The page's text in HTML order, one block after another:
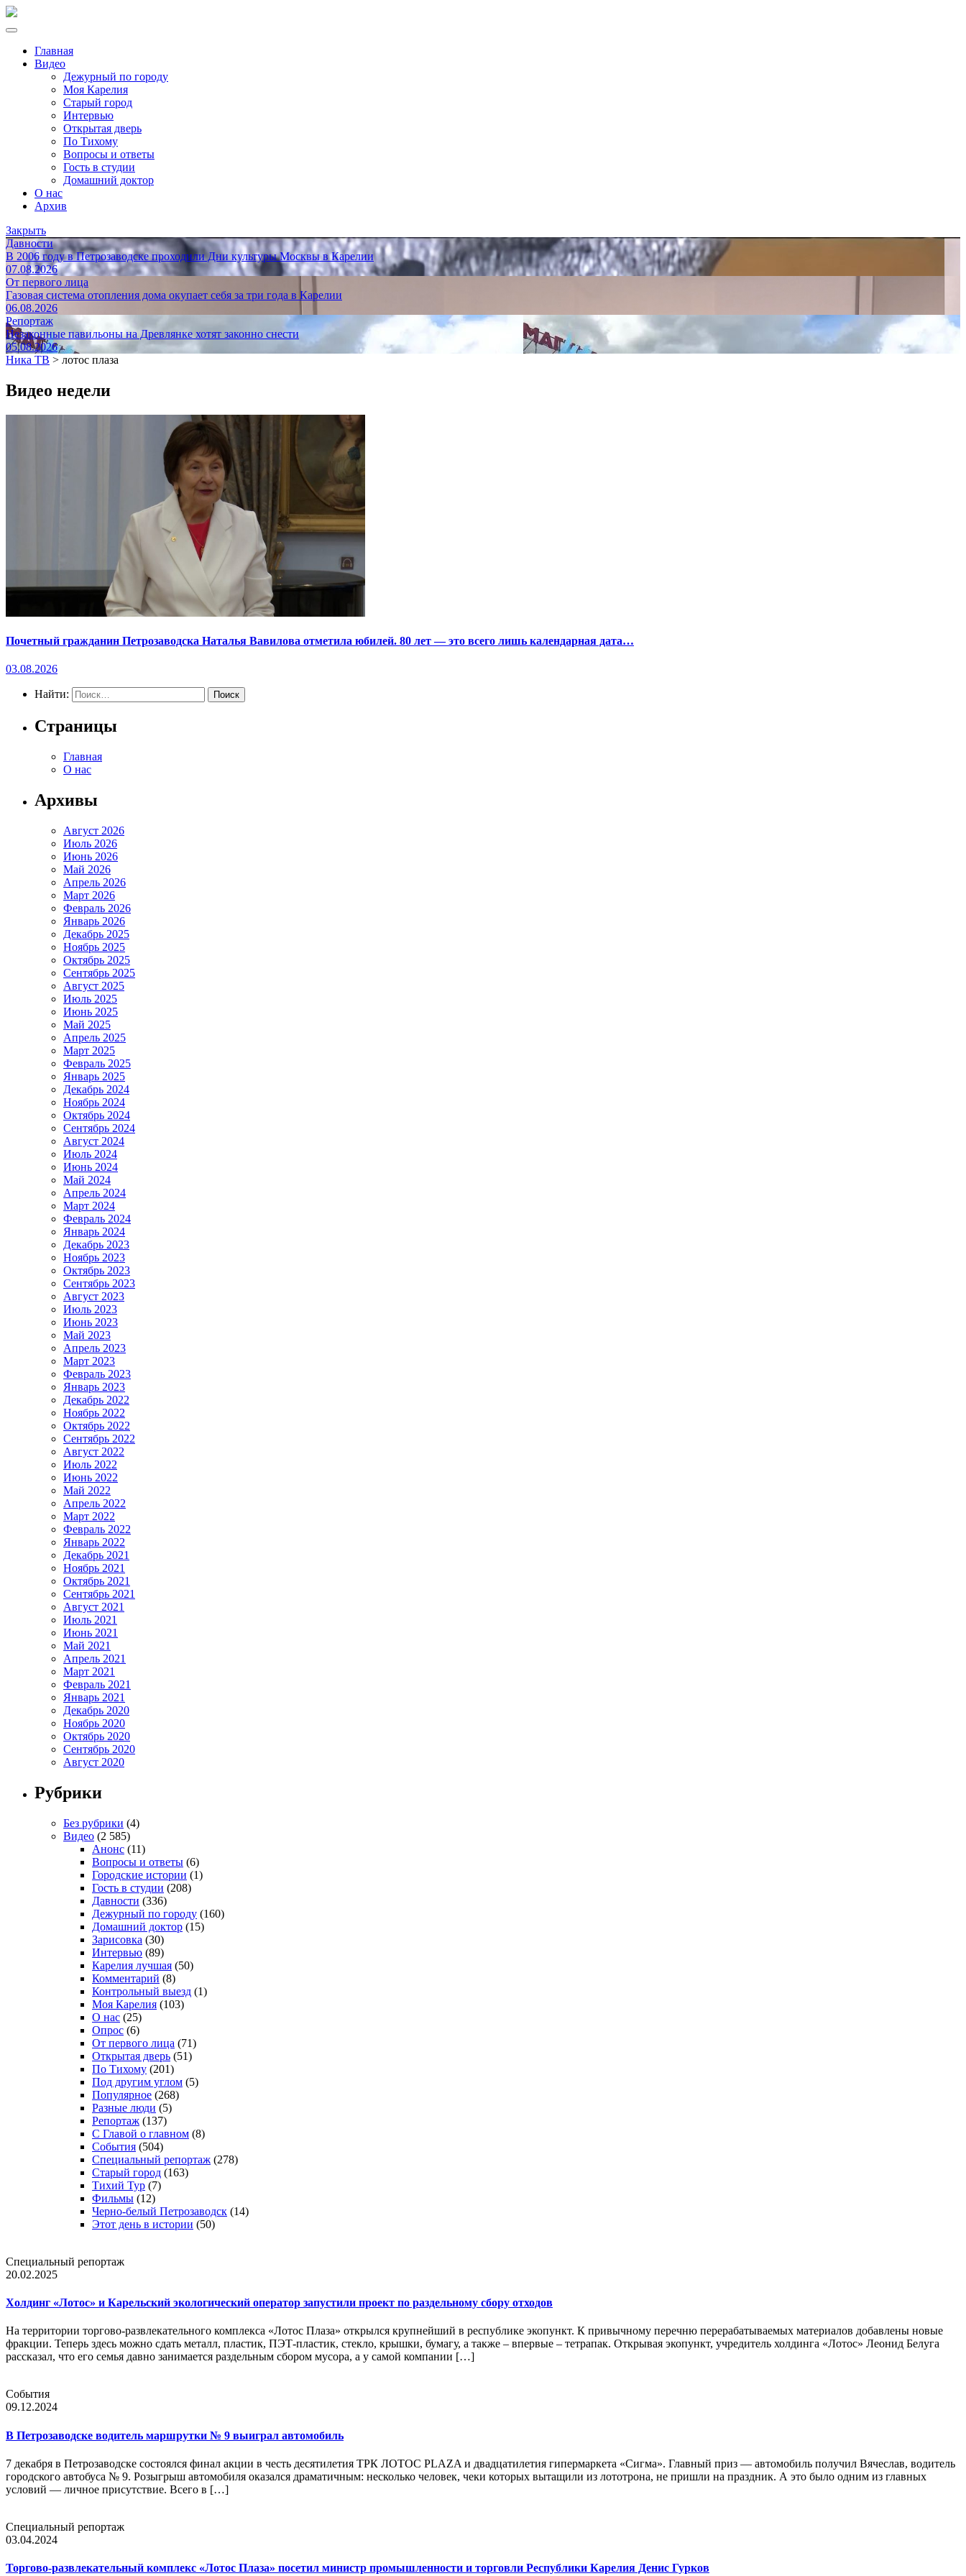
Главная
Видео
Дежурный по городу
Моя Карелия
Старый город
Интервью
Открытая дверь
По Тихому
Вопросы и ответы
Гость в студии
Домашний доктор
О нас
Архив
Закрыть
Давности
В 2006 году в Петрозаводске проходили Дни культуры Москвы в Карелии
07.08.2026
От первого лица
Газовая система отопления дома окупает себя за три года в Карелии
06.08.2026
Репортаж
Незаконные павильоны на Древлянке хотят законно снести
05.08.2026
Ника ТВ > лотос плаза
Видео недели
Почетный гражданин Петрозаводска Наталья Вавилова отметила юбилей. 80 лет — это всего лишь календарная дата…
03.08.2026
Найти:
Страницы
Главная
О нас
Архивы
Август 2026
Июль 2026
Июнь 2026
Май 2026
Апрель 2026
Март 2026
Февраль 2026
Январь 2026
Декабрь 2025
Ноябрь 2025
Октябрь 2025
Сентябрь 2025
Август 2025
Июль 2025
Июнь 2025
Май 2025
Апрель 2025
Март 2025
Февраль 2025
Январь 2025
Декабрь 2024
Ноябрь 2024
Октябрь 2024
Сентябрь 2024
Август 2024
Июль 2024
Июнь 2024
Май 2024
Апрель 2024
Март 2024
Февраль 2024
Январь 2024
Декабрь 2023
Ноябрь 2023
Октябрь 2023
Сентябрь 2023
Август 2023
Июль 2023
Июнь 2023
Май 2023
Апрель 2023
Март 2023
Февраль 2023
Январь 2023
Декабрь 2022
Ноябрь 2022
Октябрь 2022
Сентябрь 2022
Август 2022
Июль 2022
Июнь 2022
Май 2022
Апрель 2022
Март 2022
Февраль 2022
Январь 2022
Декабрь 2021
Ноябрь 2021
Октябрь 2021
Сентябрь 2021
Август 2021
Июль 2021
Июнь 2021
Май 2021
Апрель 2021
Март 2021
Февраль 2021
Январь 2021
Декабрь 2020
Ноябрь 2020
Октябрь 2020
Сентябрь 2020
Август 2020
Рубрики
Без рубрики (4)
Видео (2 585)
Анонс (11)
Вопросы и ответы (6)
Городские истории (1)
Гость в студии (208)
Давности (336)
Дежурный по городу (160)
Домашний доктор (15)
Зарисовка (30)
Интервью (89)
Карелия лучшая (50)
Комментарий (8)
Контрольный выезд (1)
Моя Карелия (103)
О нас (25)
Опрос (6)
От первого лица (71)
Открытая дверь (51)
По Тихому (201)
Под другим углом (5)
Популярное (268)
Разные люди (5)
Репортаж (137)
С Главой о главном (8)
События (504)
Специальный репортаж (278)
Старый город (163)
Тихий Тур (7)
Фильмы (12)
Черно-белый Петрозаводск (14)
Этот день в истории (50)
Специальный репортаж
20.02.2025
Холдинг «Лотос» и Карельский экологический оператор запустили проект по раздельному сбору отходов
На территории торгово-развлекательного комплекса «Лотос Плаза» открылся крупнейший в республике экопункт. К привычному перечню перерабатываемых материалов добавлены новые
фракции. Теперь здесь можно сдать металл, пластик, ПЭТ-пластик, стекло, крышки, бумагу, а также – впервые – тетрапак. Открывая экопункт, учредитель холдинга «Лотос» Леонид Белуга
рассказал, что его семья давно занимается раздельным сбором мусора, а у самой компании […]
События
09.12.2024
В Петрозаводске водитель маршрутки № 9 выиграл автомобиль
7 декабря в Петрозаводске состоялся финал акции в честь десятилетия ТРК ЛОТОС PLAZA и двадцатилетия гипермаркета «Сигма». Главный приз — автомобиль получил Вячеслав, водитель
городского автобуса № 9. Розыгрыш автомобиля оказался драматичным: несколько человек, чеки которых вытащили из лототрона, не пришли на праздник. А это было одним из главных
условий — личное присутствие. Всего в […]
Специальный репортаж
03.04.2024
Торгово-развлекательный комплекс «Лотос Плаза» посетил министр промышленности и торговли Республики Карелия Денис Гурков